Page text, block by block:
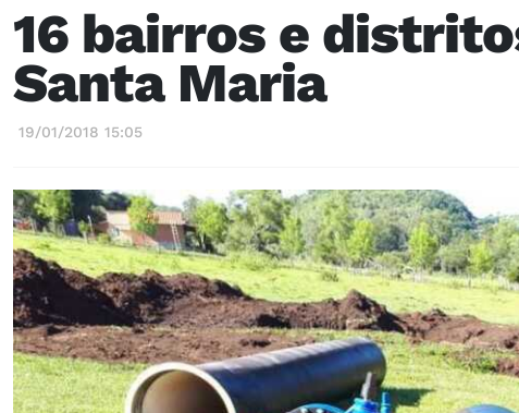
16 bairros e
Santa Maria
19/01/2018 15:05